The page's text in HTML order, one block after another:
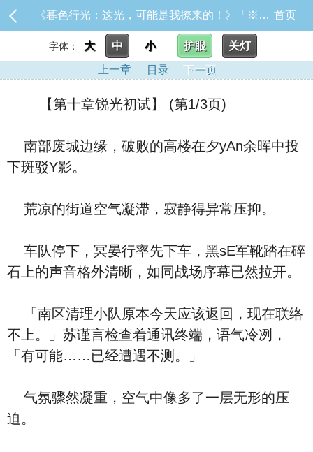
《暮色行光：这光，可能是我撩来的！》「※本作品未来章节将包含限制级内容，请斟酌阅读。」目前暂时固定每_【第十章锐光初试】 首页
字体： 大 中 小 护眼
关灯
上一章
目录 下一页
【第十章锐光初试】 (第1/3页)
南部废城边缘，破败的高楼在夕yAn余晖中投
下斑驳Y影。
荒凉的街道空气凝滞，寂静得异常压抑。
车队停下，冥晏行率先下车，黑sE军靴踏在碎
石上的声音格外清晰，如同战场序幕已然拉开。
「南区清理小队原本今天应该返回，现在联络
不上。」苏谨言检查着通讯终端，语气冷冽，
「有可能……已经遭遇不测。」
气氛骤然凝重，空气中像多了一层无形的压
迫。